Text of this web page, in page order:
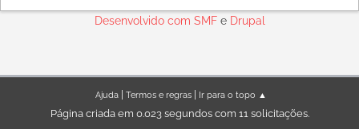
Desenvolvido com SMFe Drupal
Ajuda| Termos e regras| Ir para o topo ▲
Página criada em 0.023 segundos com 11 solicitações.